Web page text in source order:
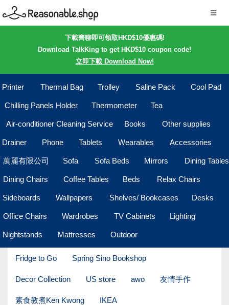
下載齊聊即可領取HKD$10優惠碼!
Download TalkKing to get HKD$10 coupon code!
立即下載 Download Now!
Printer Thermal Bag Trolley Saline Pack Cool Pad
Chilling Panels Holder Thermometer Tea
Air-conditioner Cleaning Service Books Other supplies
Drainer Phone Tablets Wearables Accessories
萬麗有限公司 Sofa Sofa Beds Mirrors Dining Tables
Dining Chairs Coffee Tables Beds Relax Chairs
Sideboards Wallpapers Shelves/ Bookcases Desks
Office Chairs Wardrobes TV Cabinets Lighting
Nightstands Mattresses Outdoor
Fridge to Go Spring Sino Bookshop
Decor Collection US store awo 友情手作
素食教煮Ken Kwong IKEA